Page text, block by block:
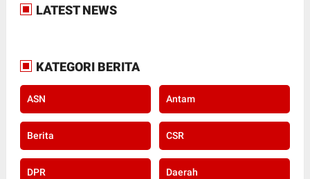
LATEST NEWS
KATEGORI BERITA
ASN Antam
Berita CSR
DPR Daerah